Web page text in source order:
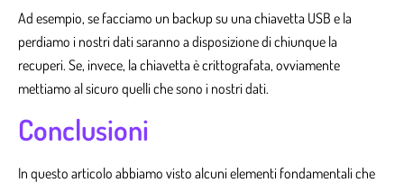
Ad esempio, se facciamo un backup su una chiavetta USB e la
perdiamo i nostri dati saranno a disposizione di chiunque la
recuperi. Se, invece, la chiavetta è crittografata, ovviamente
mettiamo al sicuro quelli che sono i nostri dati.
Conclusioni
In questo articolo abbiamo visto alcuni elementi fondamentali che